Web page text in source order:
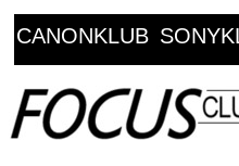
CANONKLUB